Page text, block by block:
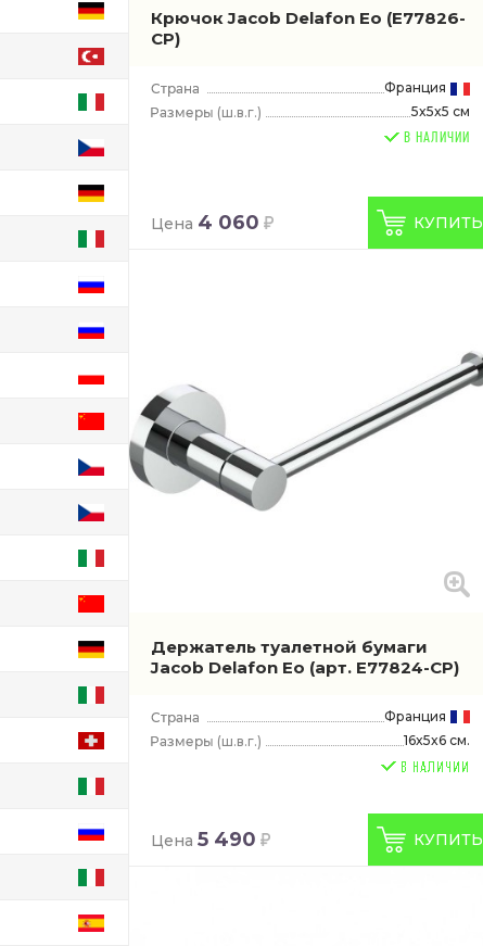
Крючок Jacob Delafon Eo (E77826-
CP)
Франция
(ш.в.г.)
5x5x5 см
В НАЛИЧИИ
Цена 4 060 КУПИТЬ
Держатель туалетной бумаги
Jacob Delafon Eo (арт. E77824-CP)
Франция
(ш.в.г.)
16x5x6 см.
Цена 5 490 КУПИТЬ